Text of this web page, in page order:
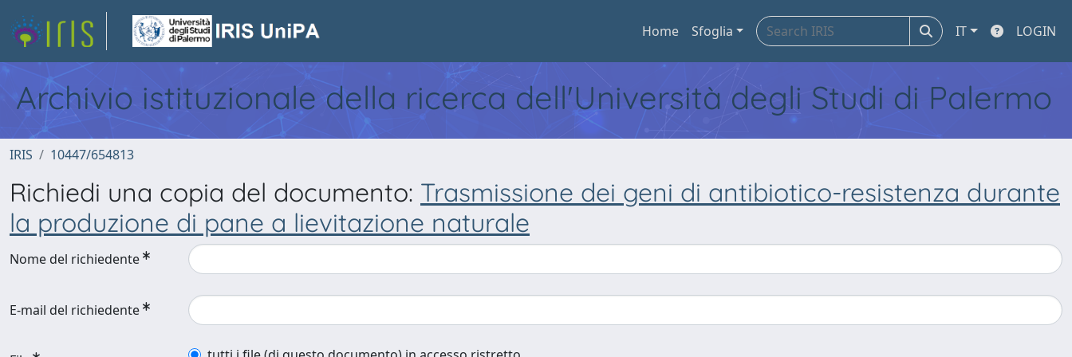
Home Sfoglia IT LOGIN
Archivio istituzionale della ricerca dell'Università degli Studi di Palermo
IRIS 10447/654813
Richiedi una copia del documento: Trasmissione dei geni di antibiotico-resistenza durante
la produzione di pane a lievitazione naturale
Nome del richiedente
E-mail del richiedente